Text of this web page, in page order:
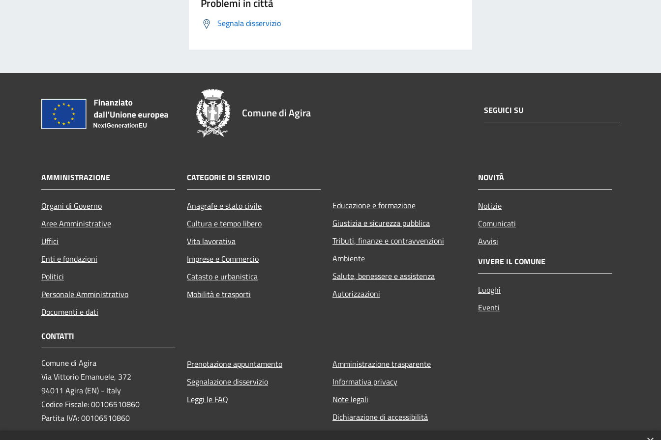
Segnala disservizio
Comune di Agira SEGUICI SU
AMMINISTRAZIONE
Organi di Governo
Aree Amministrative
Uffici
Enti e fondazioni
Politici
Personale Amministrativo
Documenti e dati
CATEGORIE DI SERVIZIO
Anagrafe e stato civile
Cultura e tempo libero
Vita lavorativa
Imprese e Commercio
Catasto e urbanistica
Mobilità e trasporti
Educazione e formazione
Giustizia e sicurezza pubblica
Tributi, finanze e contravvenzioni
Ambiente
Salute, benessere e assistenza
Autorizzazioni
NOVITÀ
Notizie
Comunicati
Avvisi
VIVERE IL COMUNE
Luoghi
Eventi
CONTATTI
Comune di Agira
Via Vittorio Emanuele, 372
94011 Agira (EN) - Italy
Codice Fiscale: 00106510860
Partita IVA: 00106510860
Prenotazione appuntamento
Segnalazione disservizio
Leggi le FAQ
Amministrazione trasparente
Informativa privacy
Note legali
Dichiarazione di accessibilità